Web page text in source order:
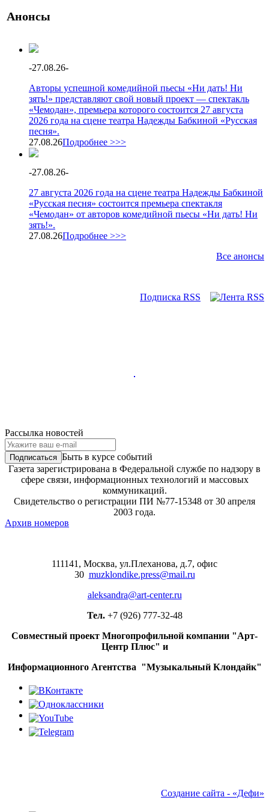
Анонсы
-27.08.26-
Авторы успешной комедийной пьесы «Ни дать! Ни
зять!» представляют свой новый проект — спектакль
«Чемодан», премьера которого состоится 27 августа
2026 года на сцене театра Надежды Бабкиной «Русская
песня».
27.08.26Подробнее >>>
-27.08.26-
27 августа 2026 года на сцене театра Надежды Бабкиной
«Русская песня» состоится премьера спектакля
«Чемодан» от авторов комедийной пьесы «Ни дать! Ни
зять!».
27.08.26Подробнее >>>
Все анонсы
Подписка RSS
Рассылка новостей
Быть в курсе событий
Газета зарегистрирована в Федеральной службе по надзору в
сфере связи, информационных технологий и массовых
коммуникаций.
Свидетельство о регистрации ПИ №77-15348 от 30 апреля
2003 года.
Архив номеров
111141, Москва, ул.Плеханова, д.7, офис
30 muzklondike.press@mail.ru
aleksandra@art-center.ru
Тел. +7 (926) 777-32-48
Совместный проект Многопрофильной компании "Арт-
Центр Плюс" и
Информационного Агентства "Музыкальный Клондайк"
Создание сайта - «Дефи»